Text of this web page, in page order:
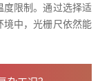
度限制。通过选择适
境中，光栅尺依然能